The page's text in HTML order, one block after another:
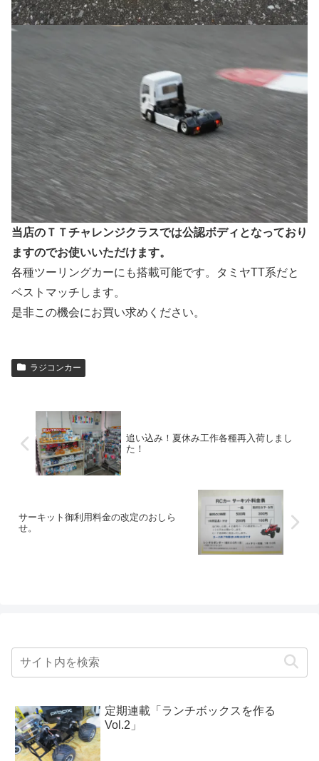
当店のＴＴチャレンジクラスでは公認ボディとなっており
ますのでお使いいただけます。
各種ツーリングカーにも搭載可能です。タミヤTT系だと
ベストマッチします。
是非この機会にお買い求めください。
ラジコンカー
追い込み！夏休み工作各種再入荷しまし
た！
サーキット御利用料金の改定のおしら
せ。
定期連載「ランチボックスを作る
Vol.2」